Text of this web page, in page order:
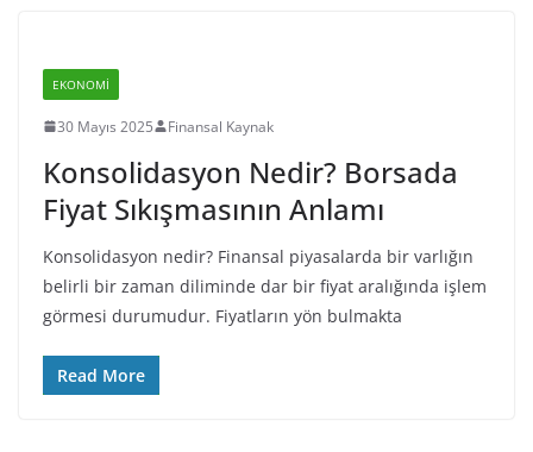
EKONOMI
30 Mayıs 2025 Finansal Kaynak
Konsolidasyon Nedir? Borsada
Fiyat Sıkışmasının Anlamı
Konsolidasyon nedir? Finansal piyasalarda bir varlığın
belirli bir zaman diliminde dar bir fiyat aralığında işlem
görmesi durumudur. Fiyatların yön bulmakta
Read More